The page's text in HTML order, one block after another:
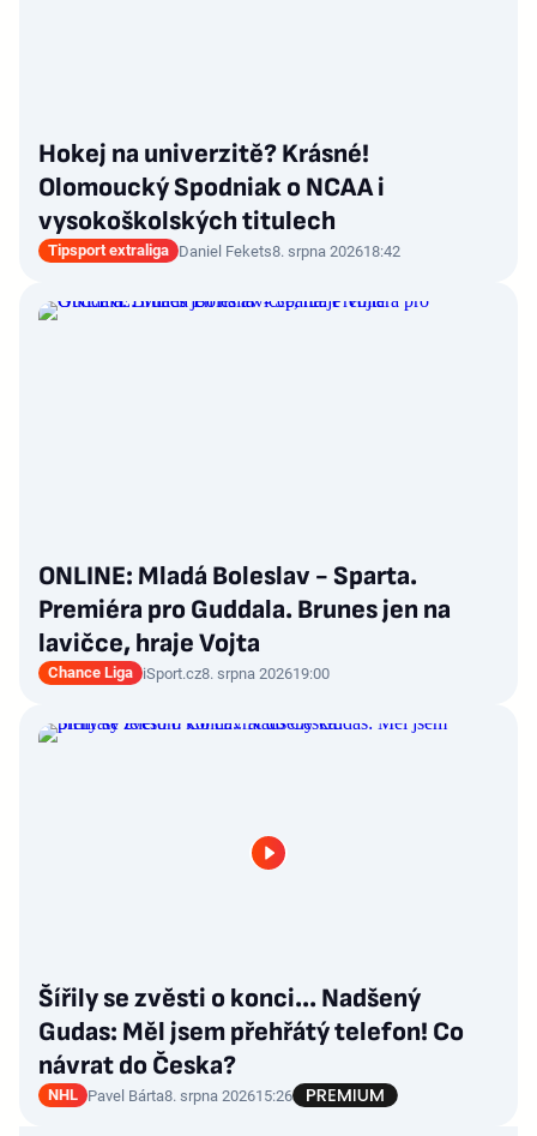
Hokej na univerzitě? Krásné!
Olomoucký Spodniak o NCAA i
vysokoškolských titulech
Tipsport extraliga Daniel Fekets8. srpna 202618:42
ONLINE: Mladá Boleslav - Sparta.
Premiéra pro Guddala. Brunes jen na
lavičce, hraje Vojta
Chance Liga iSport.cz8. srpna 202619:00
Šířily se zvěsti o konci... Nadšený
Gudas: Měl jsem přehřátý telefon! Co
návrat do Česka?
NHL Pavel Bárta8. srpna 202615:26